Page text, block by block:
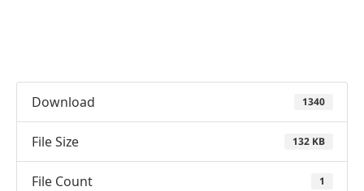
Download 1340
File Size 132 KB
File Count 1